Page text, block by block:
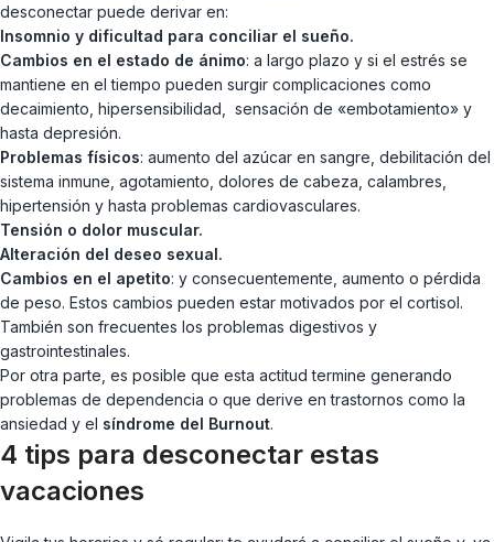
desconectar puede derivar en:
Insomnio y dificultad para conciliar el sueño.
Cambios en el estado de ánimo: a largo plazo y si el estrés se
mantiene en el tiempo pueden surgir complicaciones como
decaimiento, hipersensibilidad, sensación de «embotamiento» y
hasta depresión.
Problemas físicos: aumento del azúcar en sangre, debilitación del
sistema inmune, agotamiento, dolores de cabeza, calambres,
hipertensión y hasta problemas cardiovasculares.
Tensión o dolor muscular.
Alteración del deseo sexual.
Cambios en el apetito: y consecuentemente, aumento o pérdida
de peso. Estos cambios pueden estar motivados por el cortisol.
También son frecuentes los problemas digestivos y
gastrointestinales.
Por otra parte, es posible que esta actitud termine generando
problemas de dependencia o que derive en trastornos como la
ansiedad y el síndrome del Burnout.
4 tips para desconectar estas
vacaciones